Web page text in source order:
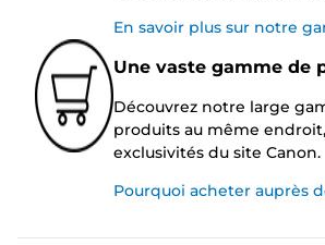
En savoir plus sur notre
Une vaste gamme de
Découvrez notre large
produits au même
exclusivités du site Canon.
Pourquoi acheter auprès